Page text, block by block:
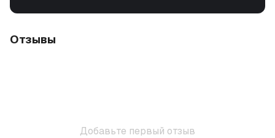
Отзывы
Добавьте первый отзыв